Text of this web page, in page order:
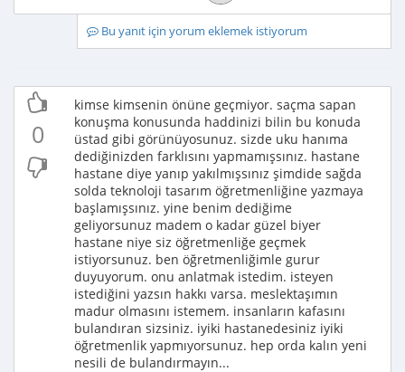
Bu yanıt için yorum eklemek istiyorum
0
kimse kimsenin önüne geçmiyor. saçma sapan
konuşma konusunda haddinizi bilin bu konuda
üstad gibi görünüyosunuz. sizde uku hanıma
dediğinizden farklısını yapmamışsınız. hastane
hastane diye yanıp yakılmışsınız şimdide sağda
solda teknoloji tasarım öğretmenliğine yazmaya
başlamışsınız. yine benim dediğime
geliyorsunuz madem o kadar güzel biyer
hastane niye siz öğretmenliğe geçmek
istiyorsunuz. ben öğretmenliğimle gurur
duyuyorum. onu anlatmak istedim. isteyen
istediğini yazsın hakkı varsa. meslektaşımın
madur olmasını istemem. insanların kafasını
bulandıran sizsiniz. iyiki hastanedesiniz iyiki
öğretmenlik yapmıyorsunuz. hep orda kalın yeni
nesili de bulandırmayın...